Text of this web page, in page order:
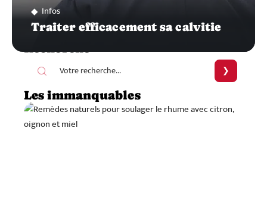
Infos
Traiter efficacement sa calvitie
Recherche
Les immanquables